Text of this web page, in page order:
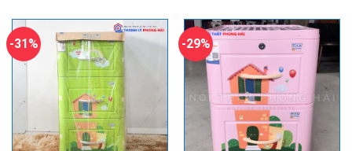
1.640.000₫.
-31% -29%